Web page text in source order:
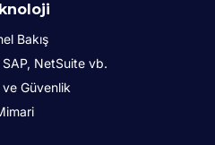
Bakış
NetSuite vb.
ve Güvenlik